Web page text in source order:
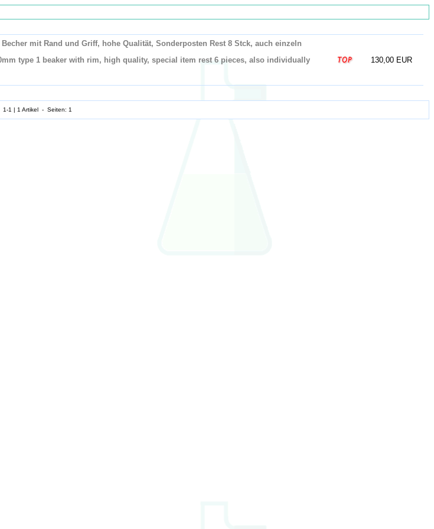
mit Rand und Griff, hohe Qualität, Sonderposten Rest 8 Stck, auch einzeln
type 1 beaker with rim, high quality, special item rest 6 pieces, also individually
130,00 EUR
1-1 | 1 Artikel - Seiten: 1